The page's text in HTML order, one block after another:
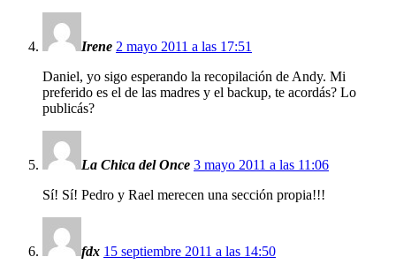
Irene 2 mayo 2011 a las 17:51
Daniel, yo sigo esperando la recopilación de Andy. Mi
preferido es el de las madres y el backup, te acordás? Lo
publicás?
La Chica del Once 3 mayo 2011 a las 11:06
Sí! Sí! Pedro y Rael merecen una sección propia!!!
fdx 15 septiembre 2011 a las 14:50